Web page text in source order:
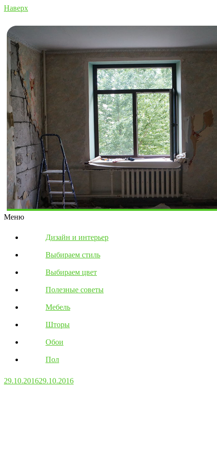
Наверх
Меню
Дизайн и интерьер
Выбираем стиль
Выбираем цвет
Полезные советы
Мебель
Шторы
Обои
Пол
29.10.201629.10.2016